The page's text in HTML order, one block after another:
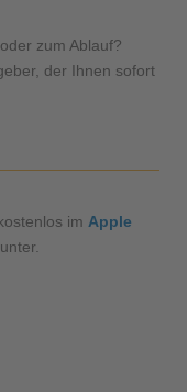
zum Ablauf?
der Ihnen sofort
im Apple